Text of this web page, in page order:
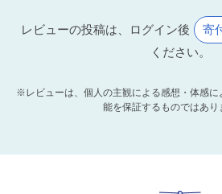
レビューの投稿は、ログイン後 寄
ください。
※レビューは、個人の主観による感想・体感に
能を保証するものではあり